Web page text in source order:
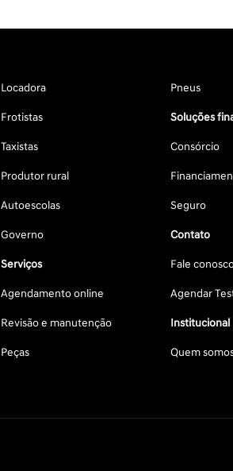
Locadora
Frotistas
Taxistas
Produtor rural
Autoescolas
Governo
Serviços
Agendamento online
Revisão e manutenção
Peças
Pneus
Soluções
Consórcio
Seguro
Contato
Fale
Agendar
Institucional
Quem